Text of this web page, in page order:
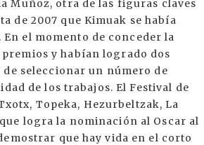
Muñoz, otra de las figuras claves
de 2007 que Kimuak se había
el momento de conceder la
y habían logrado dos
seleccionar un número de
de los trabajos. El Festival de
Topeka, Hezurbeltzak, La
logra la nominación al Oscar al
que hay vida en el corto